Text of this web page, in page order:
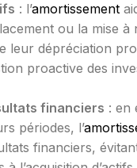
: l’amortissement
ou la mise à
leur dépréciation
proactive des
financiers : en
périodes, l’
financiers,